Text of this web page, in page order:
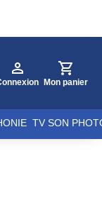
Mon panier
TV SON